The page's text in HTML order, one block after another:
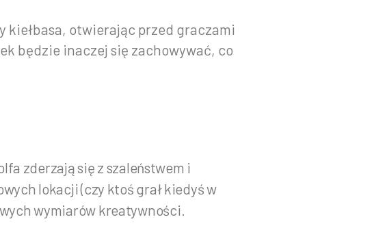
kiełbasa, otwierając przed graczami
będzie inaczej się zachowywać, co
zderzają się z szaleństwem i
lokacji (czy ktoś grał kiedyś w
wymiarów kreatywności.